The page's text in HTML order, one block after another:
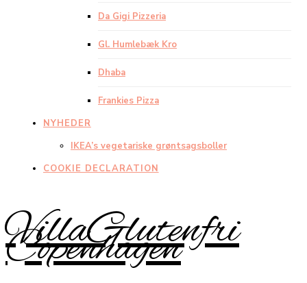
Da Gigi Pizzeria
Gl. Humlebæk Kro
Dhaba
Frankies Pizza
NYHEDER
IKEA’s vegetariske grøntsagsboller
COOKIE DECLARATION
VillaGlutenfri
Copenhagen